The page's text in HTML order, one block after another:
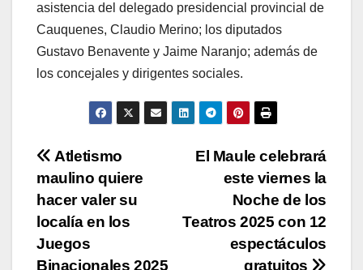
asistencia del delegado presidencial provincial de
Cauquenes, Claudio Merino; los diputados
Gustavo Benavente y Jaime Naranjo; además de
los concejales y dirigentes sociales.
Navegación
de
entradas
El Maule celebrará
este viernes la
Noche de los
Teatros 2025 con 12
espectáculos
gratuitos
Atletismo
maulino quiere
hacer valer su
localía en los
Juegos
Binacionales 2025